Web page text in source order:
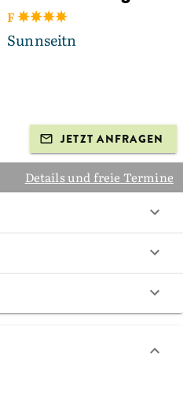
F
Sunnseitn
JETZT ANFRAGEN
Details und freie Termine